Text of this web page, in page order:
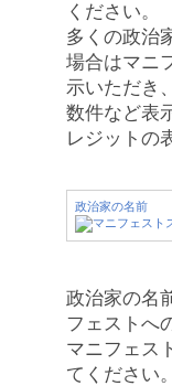
ください。
多くの政治
場合はマニ
示いただき、
数件など表
レジットの
政治家の名前
政治家の名
フェストへ
マニフェス
てください。